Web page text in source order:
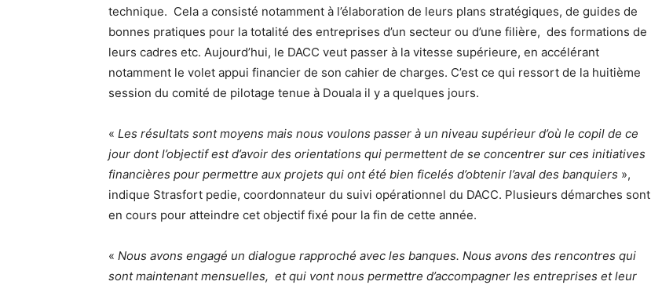
technique. Cela a consisté notamment à l’élaboration de leurs plans stratégiques, de guides de
bonnes pratiques pour la totalité des entreprises d’un secteur ou d’une filière, des formations de
leurs cadres etc. Aujourd’hui, le DACC veut passer à la vitesse supérieure, en accélérant
notamment le volet appui financier de son cahier de charges. C’est ce qui ressort de la huitième
session du comité de pilotage tenue à Douala il y a quelques jours.
« Les résultats sont moyens mais nous voulons passer à un niveau supérieur d’où le copil de ce
jour dont l’objectif est d’avoir des orientations qui permettent de se concentrer sur ces initiatives
financières pour permettre aux projets qui ont été bien ficelés d’obtenir l’aval des banquiers »,
indique Strasfort pedie, coordonnateur du suivi opérationnel du DACC. Plusieurs démarches sont
en cours pour atteindre cet objectif fixé pour la fin de cette année.
« Nous avons engagé un dialogue rapproché avec les banques. Nous avons des rencontres qui
sont maintenant mensuelles, et qui vont nous permettre d’accompagner les entreprises et leur